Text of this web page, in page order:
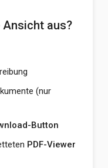
aus?
(nur
Button
PDF-Viewer